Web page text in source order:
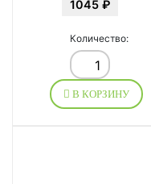
1045 ₽
Количество:
В КОРЗИНУ